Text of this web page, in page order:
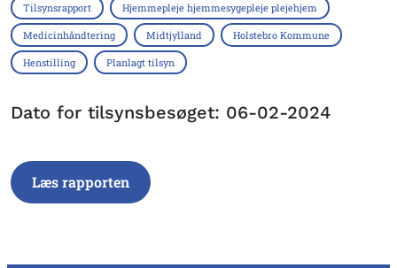
Tilsynsrapport Hjemmepleje hjemmesygepleje plejehjem
Medicinhåndtering Midtjylland Holstebro Kommune
Henstilling Planlagt tilsyn
Dato for tilsynsbesøget: 06-02-2024
Læs rapporten